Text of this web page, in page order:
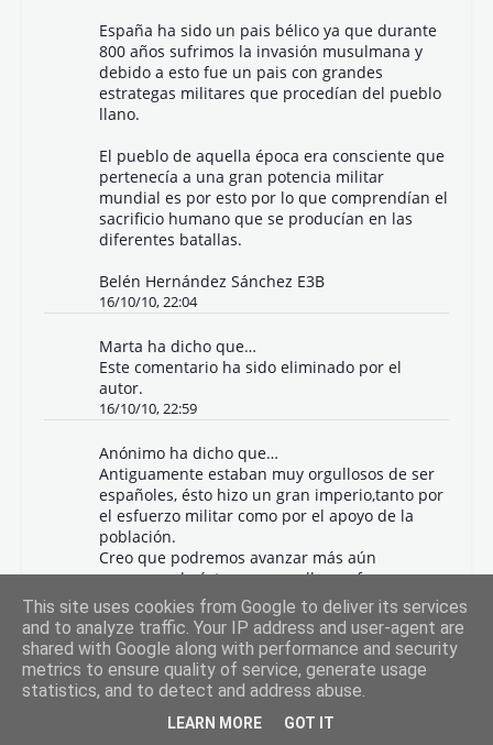
España ha sido un pais bélico ya que durante
800 años sufrimos la invasión musulmana y
debido a esto fue un pais con grandes
estrategas militares que procedían del pueblo
llano.
El pueblo de aquella época era consciente que
pertenecía a una gran potencia militar
mundial es por esto por lo que comprendían el
sacrificio humano que se producían en las
diferentes batallas.
Belén Hernández Sánchez E3B
16/10/10, 22:04
Marta ha dicho que…
Este comentario ha sido eliminado por el
autor.
16/10/10, 22:59
Anónimo ha dicho que…
Antiguamente estaban muy orgullosos de ser
españoles, ésto hizo un gran imperio,tanto por
el esfuerzo militar como por el apoyo de la
población.
Creo que podremos avanzar más aún
conservando éste gran orgullo y esfuerzo
militar, pero también avanzando mediante la
investigación,el trabajo...
La cultura e historia que hemos hecho con el
paso del tiempo no debe dejarse atrás sino
que debemos conservarla.
Pero no debemos olvidar que el esfuerzo y el
trabajo nos permitirá manternernos como un
This site uses cookies from Google to deliver its services
and to analyze traffic. Your IP address and user-agent are
shared with Google along with performance and security
metrics to ensure quality of service, generate usage
statistics, and to detect and address abuse.
LEARN MORE GOT IT